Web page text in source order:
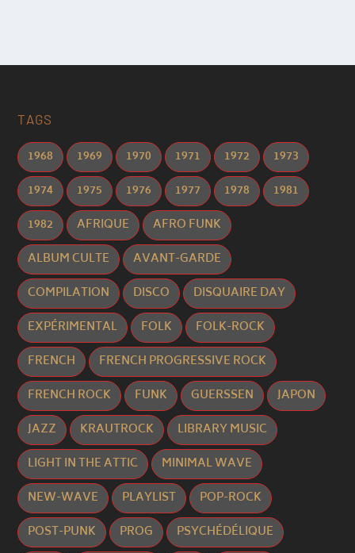
TAGS
1968 1969 1970 1971 1972
1973
1974
1975 1976 1977 1978
1981
1982
AFRIQUE
AFRO FUNK
ALBUM CULTE
AVANT-GARDE
COMPILATION
DISCO
DISQUAIRE DAY
EXPÉRIMENTAL
FOLK
FOLK-ROCK
FRENCH
FRENCH PROGRESSIVE ROCK
FRENCH ROCK
FUNK GUERSSEN
JAPON
JAZZ
KRAUTROCK
LIBRARY MUSIC
LIGHT IN THE ATTIC
MINIMAL WAVE
NEW-WAVE
PLAYLIST
POP-ROCK
POST-PUNK
PROG
PSYCHÉDÉLIQUE